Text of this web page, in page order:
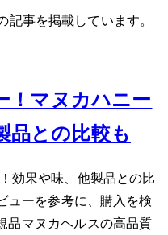
の記事を掲載しています。
ヌカハニーMGO263+
価格、他製品との比較も
徹底レビュー！効果や味、他製品との比
ューを参考に、購入を検
(マヌカヘルス)の高品質